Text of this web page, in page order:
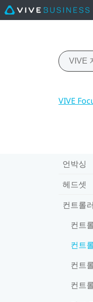
VIVE
언박싱
헤드셋
컨트롤러
컨트
컨트
컨트
컨트